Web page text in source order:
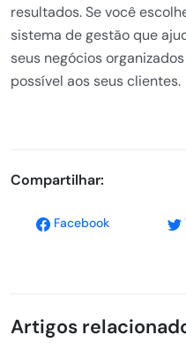
resultados. Se você
sistema de gestão que
seus negócios
possível aos seus clientes.
Compartilhar:
Facebook
Artigos